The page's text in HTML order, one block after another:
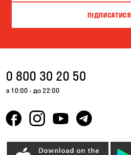
ПІДПИСАТИСЯ
0 800 30 20 50
з 10:00 - до 22:00